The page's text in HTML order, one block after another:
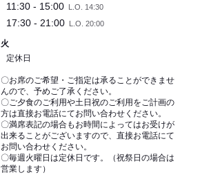
11:30 - 15:00 L.O. 14:30
17:30 - 21:00 L.O. 20:00
火
定休日
〇お席のご希望・ご指定は承ることができませ
んので、予めご了承ください。
〇ご夕食のご利用や土日祝のご利用をご計画の
方は直接お電話にてお問い合わせください。
〇満席表記の場合もお時間によってはお受けが
出来ることがございますので、直接お電話にて
お問い合わせください。
〇毎週火曜日は定休日です。（祝祭日の場合は
営業します）